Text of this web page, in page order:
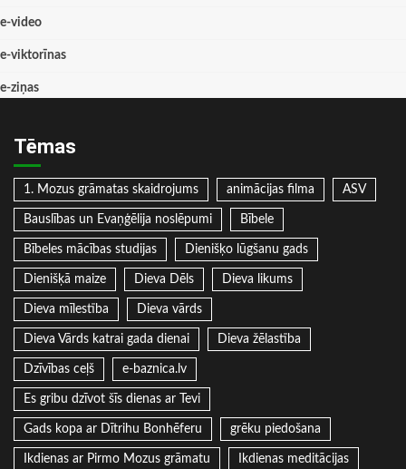
e-video
e-viktorīnas
e-ziņas
Tēmas
1. Mozus grāmatas skaidrojums animācijas filma ASV
Bauslības un Evaņģēlija noslēpumi Bībele
Bībeles mācības studijas Dienišķo lūgšanu gads
Dienišķā maize Dieva Dēls Dieva likums
Dieva mīlestība Dieva vārds
Dieva Vārds katrai gada dienai Dieva žēlastība
Dzīvības ceļš e-baznica.lv
Es gribu dzīvot šīs dienas ar Tevi
Gads kopa ar Dītrihu Bonhēferu grēku piedošana
Ikdienas ar Pirmo Mozus grāmatu Ikdienas meditācijas